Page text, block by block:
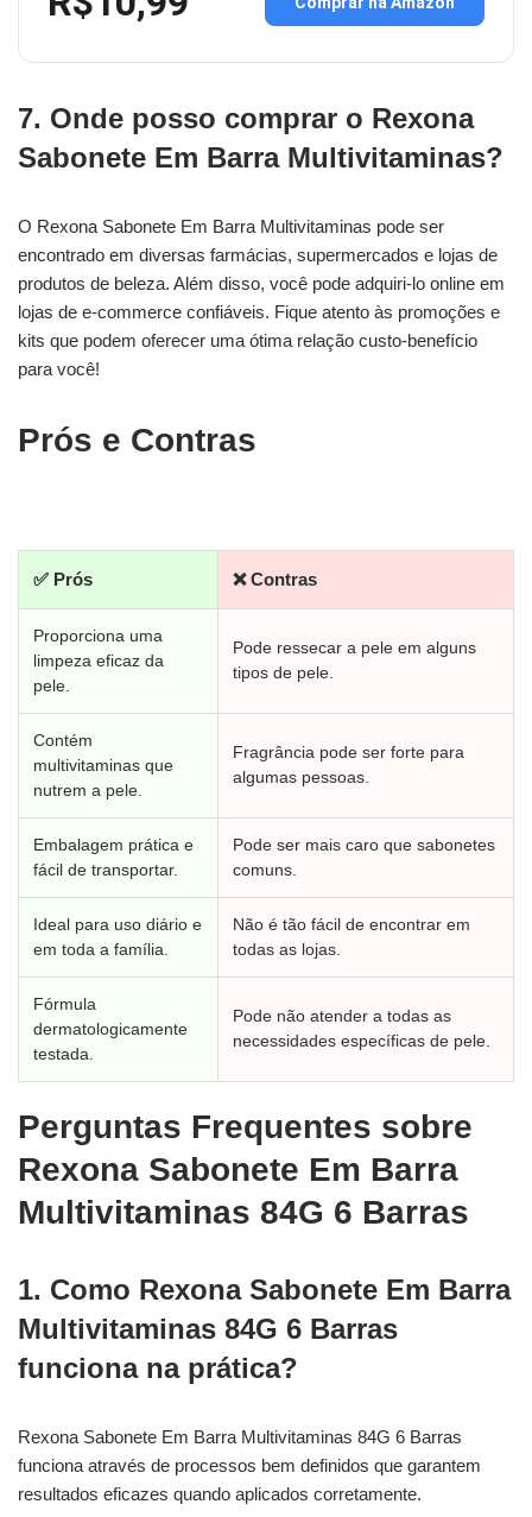
7. Onde posso comprar o Rexona
Sabonete Em Barra Multivitaminas?
O Rexona Sabonete Em Barra Multivitaminas pode ser
encontrado em diversas farmácias, supermercados e lojas de
produtos de beleza. Além disso, você pode adquiri-lo online em
lojas de e-commerce confiáveis. Fique atento às promoções e
kits que podem oferecer uma ótima relação custo-benefício
para você!
Prós e Contras
✅ Prós ❌ Contras
Proporciona uma
limpeza eficaz da
pele.
Pode ressecar a pele em alguns
tipos de pele.
Contém
multivitaminas que
nutrem a pele.
Fragrância pode ser forte para
algumas pessoas.
Embalagem prática e
fácil de transportar.
Pode ser mais caro que sabonetes
comuns.
Ideal para uso diário e
em toda a família.
Não é tão fácil de encontrar em
todas as lojas.
Fórmula
dermatologicamente
testada.
Pode não atender a todas as
necessidades específicas de pele.
Perguntas Frequentes sobre
Rexona Sabonete Em Barra
Multivitaminas 84G 6 Barras
1. Como Rexona Sabonete Em Barra
Multivitaminas 84G 6 Barras
funciona na prática?
Rexona Sabonete Em Barra Multivitaminas 84G 6 Barras
funciona através de processos bem definidos que garantem
resultados eficazes quando aplicados corretamente.